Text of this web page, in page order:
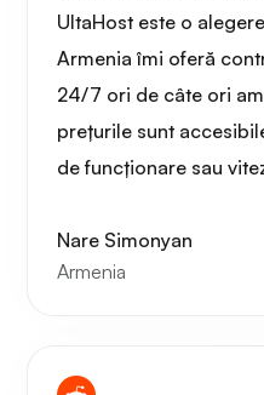
Portainer
Grafana
UltaHost este o
Armenia îmi oferă
24/7 ori de câte ori
prețurile sunt
de funcționare sau
Nare Simonyan
Armenia